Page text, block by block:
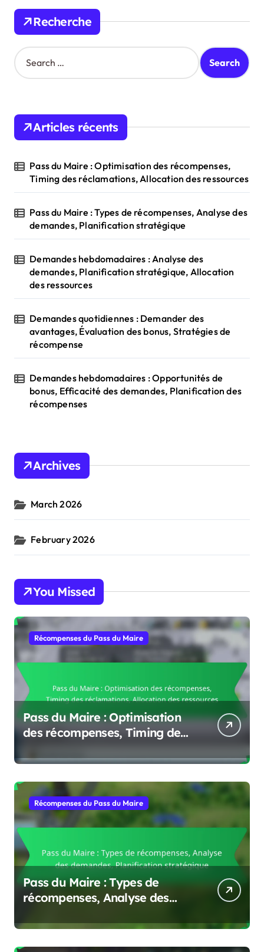
Recherche
S
e
h
o
:
Articles récents
Pass du Maire : Optimisation des récompenses,
Timing des réclamations, Allocation des ressources
Pass du Maire : Types de récompenses, Analyse des
demandes, Planification stratégique
Demandes hebdomadaires : Analyse des
demandes, Planification stratégique, Allocation
des ressources
Demandes quotidiennes : Demander des
avantages, Évaluation des bonus, Stratégies de
récompense
Demandes hebdomadaires : Opportunités de
bonus, Efficacité des demandes, Planification des
récompenses
Archives
March 2026
February 2026
You Missed
Récompenses du Pass du Maire
Pass du Maire : Optimisation
des récompenses, Timing des
ressources
Récompenses du Pass du Maire
Pass du Maire : Types de
récompenses, Analyse des
stratégique